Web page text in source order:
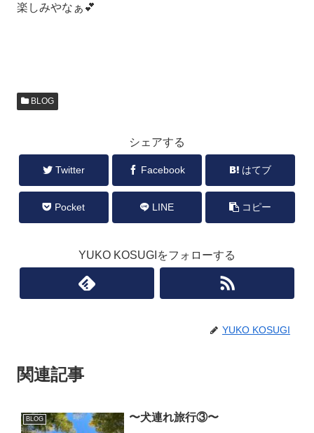
楽しみやなぁ💕
BLOG
シェアする
Twitter Facebook はてブ
Pocket LINE コピー
YUKO KOSUGIをフォローする
YUKO KOSUGI
関連記事
BLOG 〜犬連れ旅行③〜